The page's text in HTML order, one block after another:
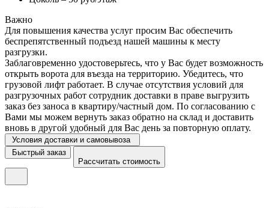
Важно
Для повышения качества услуг просим Вас обеспечить
беспрепятственный подъезд нашей машины к месту
разгрузки.
Заблаговременно удостоверьтесь, что у Вас будет возможность
открыть ворота для въезда на территорию. Убедитесь, что
грузовой лифт работает. В случае отсутствия условий для
разгрузочных работ сотрудник доставки в праве выгрузить
заказ без заноса в квартиру/частный дом. По согласованию с
Вами мы можем вернуть заказ обратно на склад и доставить
вновь в другой удобный для Вас день за повторную оплату.
Условия доставки и самовывоза
Быстрый заказ
Рассчитать стоимость